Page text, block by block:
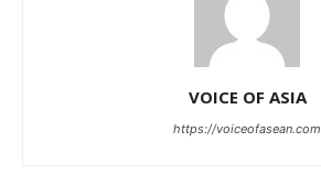
VOICE OF ASIA
https://voiceofasean.com